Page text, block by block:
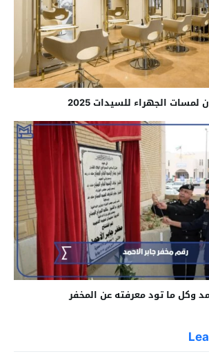
الجهراء للسيدات 2025
وكل ما تود معرفته عن المخفر